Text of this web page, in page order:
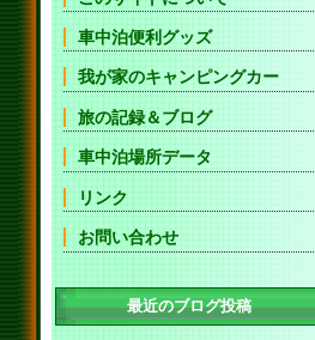
車中泊便利グッズ
我が家のキャンピングカー
旅の記録＆ブログ
車中泊場所データ
リンク
お問い合わせ
最近のブログ投稿